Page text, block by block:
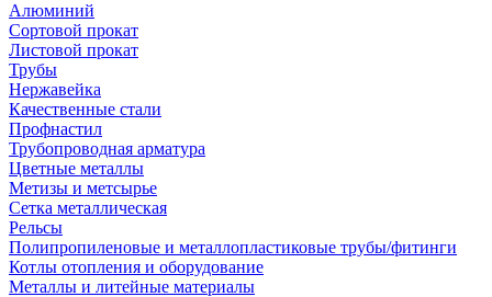
Алюминий
Сортовой прокат
Листовой прокат
Трубы
Нержавейка
Качественные стали
Профнастил
Трубопроводная арматура
Цветные металлы
Метизы и метсырье
Сетка металлическая
Рельсы
Полипропиленовые и металлопластиковые трубы/фитинги
Котлы отопления и оборудование
Металлы и литейные материалы